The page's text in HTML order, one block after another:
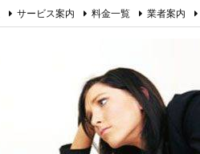
サービス案内 料金一覧 業者案内